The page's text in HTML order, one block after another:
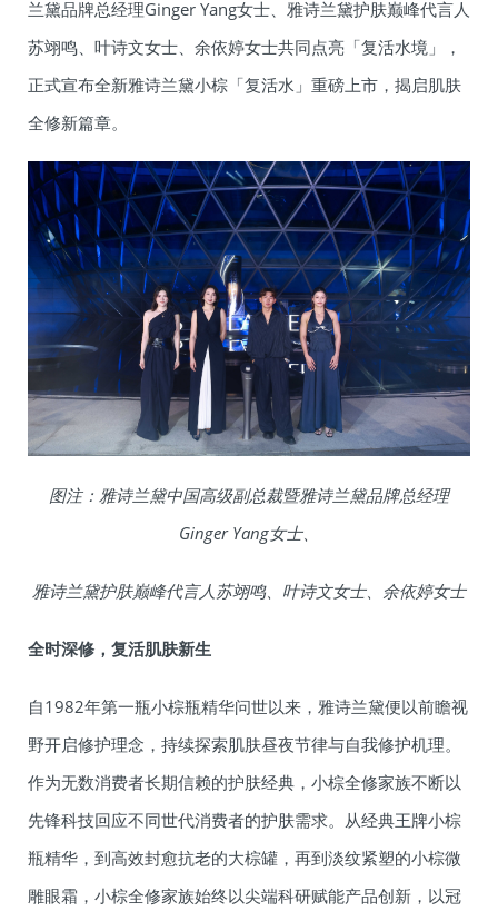
兰黛品牌总经理Ginger Yang女士、雅诗兰黛护肤巅峰代言人
苏翊鸣、叶诗文女士、余依婷女士共同点亮「复活水境」，
正式宣布全新雅诗兰黛小棕「复活水」重磅上市，揭启肌肤
全修新篇章。
图注：雅诗兰黛中国高级副总裁暨雅诗兰黛品牌总经理
Ginger Yang女士、
雅诗兰黛护肤巅峰代言人苏翊鸣、叶诗文女士、余依婷女士
全时深修，复活肌肤新生
自1982年第一瓶小棕瓶精华问世以来，雅诗兰黛便以前瞻视
野开启修护理念，持续探索肌肤昼夜节律与自我修护机理。
作为无数消费者长期信赖的护肤经典，小棕全修家族不断以
先锋科技回应不同世代消费者的护肤需求。从经典王牌小棕
瓶精华，到高效封愈抗老的大棕罐，再到淡纹紧塑的小棕微
雕眼霜，小棕全修家族始终以尖端科研赋能产品创新，以冠